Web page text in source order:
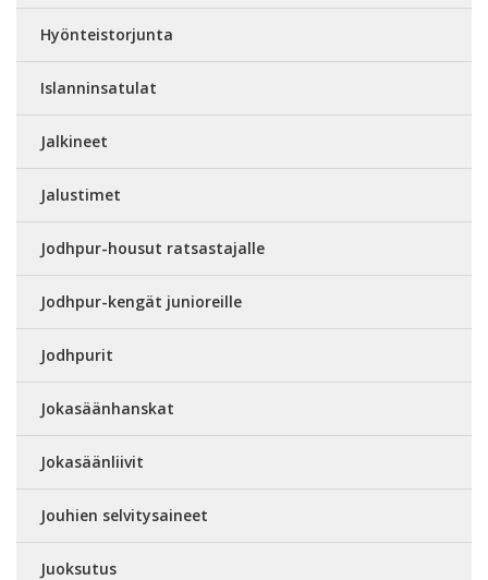
Hyönteistorjunta
Islanninsatulat
Jalkineet
Jalustimet
Jodhpur-housut ratsastajalle
Jodhpur-kengät junioreille
Jodhpurit
Jokasäänhanskat
Jokasäänliivit
Jouhien selvitysaineet
Juoksutus